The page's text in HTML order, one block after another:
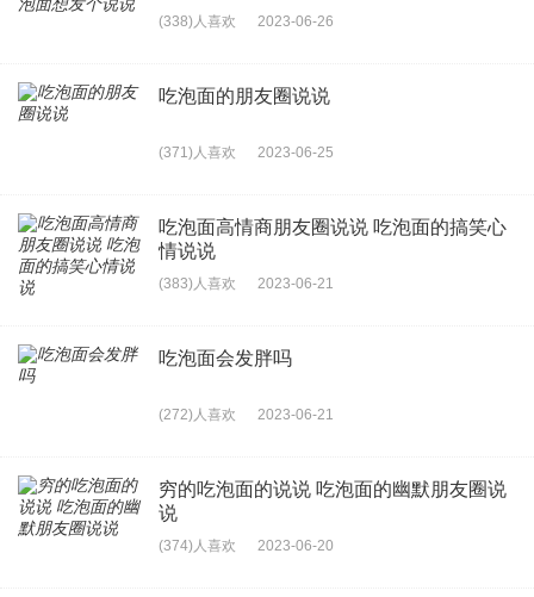
(338)人喜欢 2023-06-26
吃泡面的朋友圈说说
(371)人喜欢 2023-06-25
吃泡面高情商朋友圈说说 吃泡面的搞笑心
情说说
(383)人喜欢 2023-06-21
吃泡面会发胖吗
(272)人喜欢 2023-06-21
穷的吃泡面的说说 吃泡面的幽默朋友圈说
说
(374)人喜欢 2023-06-20